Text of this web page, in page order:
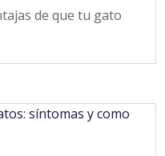
de que tu gato